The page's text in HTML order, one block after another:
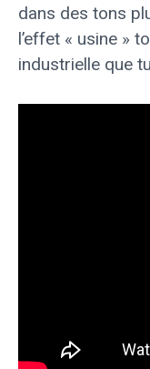
dans des tons
l’effet « usine »
industrielle que